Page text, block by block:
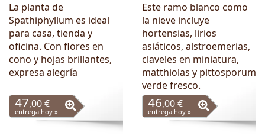
La planta de
Spathiphyllum es ideal
para casa, tienda y
oficina. Con flores en
cono y hojas brillantes,
expresa alegría
47,00 €
entrega hoy »
Este ramo blanco como
la nieve incluye
hortensias, lirios
asiáticos, alstroemerias,
claveles en miniatura,
matthiolas y pittosporum
verde fresco.
46,00 €
entrega hoy »